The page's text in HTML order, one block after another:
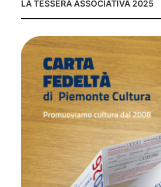
LA TESSERA ASSOCIATIVA 2025